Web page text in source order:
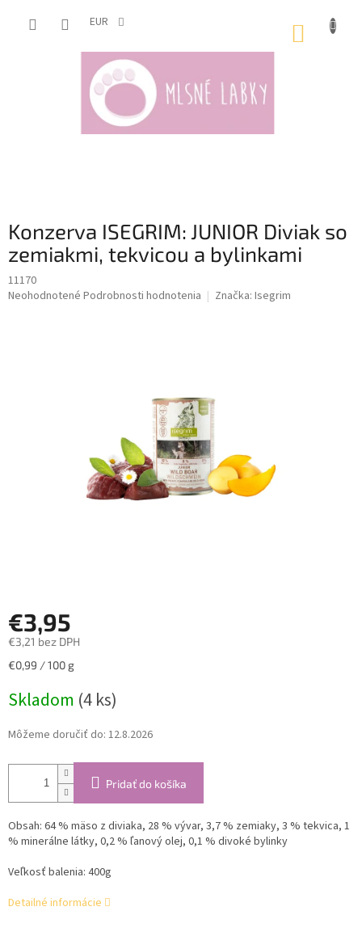
EUR
Konzerva ISEGRIM: JUNIOR Diviak so
zemiakmi, tekvicou a bylinkami
11170
Priemerné
Neohodnotené Podrobnosti hodnotenia Značka: Isegrim
€3,95
€3,21 bez DPH
Jednotková
€0,99 / 100 g
Skladom (4 ks)
Môžeme doručiť do: 12.8.2026
Pridať do košíka
Obsah: 64 % mäso z diviaka, 28 % vývar, 3,7 % zemiaky, 3 % tekvica, 1
% minerálne látky, 0,2 % ľanový olej, 0,1 % divoké bylinky
Veľkosť balenia: 400g
Detailné informácie